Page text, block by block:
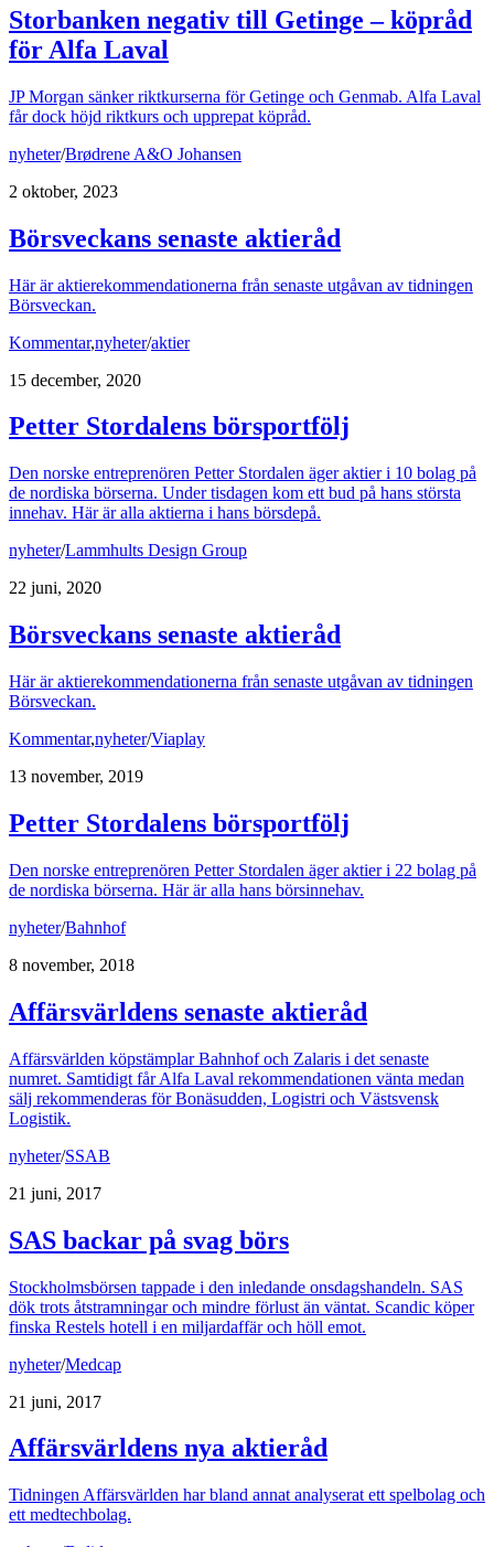
Storbanken negativ till Getinge – köpråd
för Alfa Laval
JP Morgan sänker riktkurserna för Getinge och Genmab. Alfa Laval
får dock höjd riktkurs och upprepat köpråd.
nyheter/Brødrene A&O Johansen
2 oktober, 2023
Börsveckans senaste aktieråd
Här är aktierekommendationerna från senaste utgåvan av tidningen
Börsveckan.
Kommentar,nyheter/aktier
15 december, 2020
Petter Stordalens börsportfölj
Den norske entreprenören Petter Stordalen äger aktier i 10 bolag på
de nordiska börserna. Under tisdagen kom ett bud på hans största
innehav. Här är alla aktierna i hans börsdepå.
nyheter/Lammhults Design Group
22 juni, 2020
Börsveckans senaste aktieråd
Här är aktierekommendationerna från senaste utgåvan av tidningen
Börsveckan.
Kommentar,nyheter/Viaplay
13 november, 2019
Petter Stordalens börsportfölj
Den norske entreprenören Petter Stordalen äger aktier i 22 bolag på
de nordiska börserna. Här är alla hans börsinnehav.
nyheter/Bahnhof
8 november, 2018
Affärsvärldens senaste aktieråd
Affärsvärlden köpstämplar Bahnhof och Zalaris i det senaste
numret. Samtidigt får Alfa Laval rekommendationen vänta medan
sälj rekommenderas för Bonäsudden, Logistri och Västsvensk
Logistik.
nyheter/SSAB
21 juni, 2017
SAS backar på svag börs
Stockholmsbörsen tappade i den inledande onsdagshandeln. SAS
dök trots åtstramningar och mindre förlust än väntat. Scandic köper
finska Restels hotell i en miljardaffär och höll emot.
nyheter/Medcap
21 juni, 2017
Affärsvärldens nya aktieråd
Tidningen Affärsvärlden har bland annat analyserat ett spelbolag och
ett medtechbolag.